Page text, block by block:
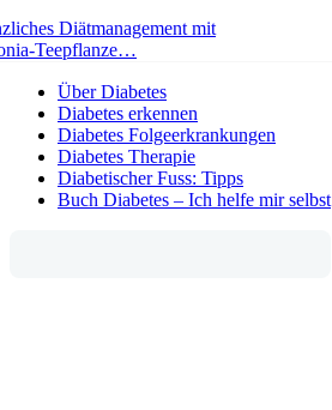
Diätmanagement mit
Teepflanze…
Über Diabetes
Diabetes erkennen
Diabetes Folgeerkrankungen
Diabetes Therapie
Diabetischer Fuss: Tipps
Buch Diabetes – Ich helfe mir selbst